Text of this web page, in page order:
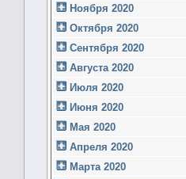
Ноября 2020
Октября 2020
Сентября 2020
Августа 2020
Июля 2020
Июня 2020
Мая 2020
Апреля 2020
Марта 2020